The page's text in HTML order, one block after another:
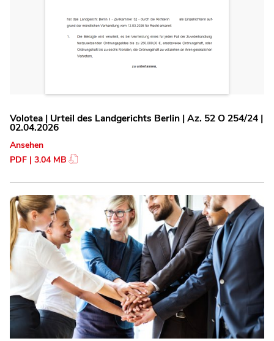
Volotea | Urteil des Landgerichts Berlin | Az. 52 O 254/24 |
02.04.2026
Ansehen
PDF | 3.04 MB